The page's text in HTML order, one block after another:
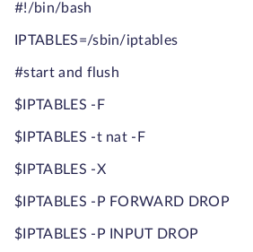
#!/bin/bash
IPTABLES=/sbin/iptables
#start and flush
$IPTABLES -F
$IPTABLES -t nat -F
$IPTABLES -X
$IPTABLES -P FORWARD DROP
$IPTABLES -P INPUT DROP